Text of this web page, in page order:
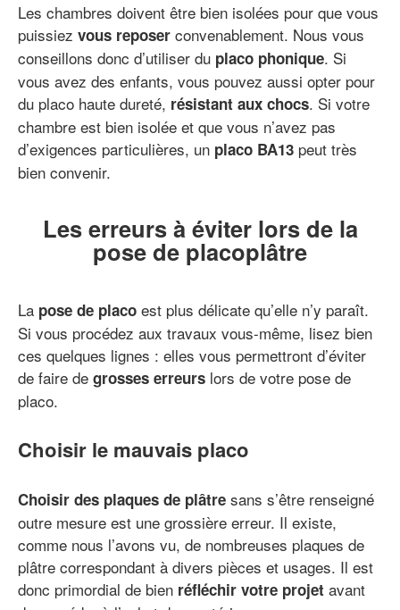
Les chambres doivent être bien isolées pour que vous
puissiez vous reposer convenablement. Nous vous
conseillons donc d’utiliser du placo phonique. Si
vous avez des enfants, vous pouvez aussi opter pour
du placo haute dureté, résistant aux chocs. Si votre
chambre est bien isolée et que vous n’avez pas
d’exigences particulières, un placo BA13 peut très
bien convenir.
Les erreurs à éviter lors de la
pose de placoplâtre
La pose de placo est plus délicate qu’elle n’y paraît.
Si vous procédez aux travaux vous-même, lisez bien
ces quelques lignes : elles vous permettront d’éviter
de faire de grosses erreurs lors de votre pose de
placo.
Choisir le mauvais placo
Choisir des plaques de plâtre sans s’être renseigné
outre mesure est une grossière erreur. Il existe,
comme nous l’avons vu, de nombreuses plaques de
plâtre correspondant à divers pièces et usages. Il est
donc primordial de bien réfléchir votre projet avant